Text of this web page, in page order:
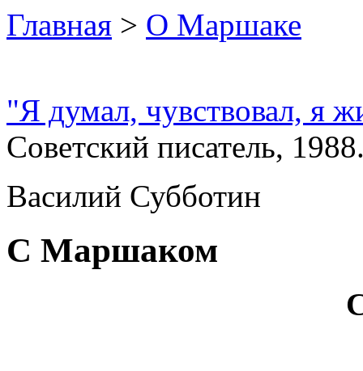
Главная > О Маршаке
"Я думал, чувствовал, я
Советский писатель,
Василий Субботин
С Маршаком